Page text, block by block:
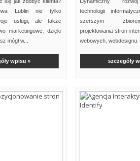
Lublin nie tylko
usługi, ale także
marketingowe, dzięki
mógł w...
wpisu »
technologii
szerszym
projektowania stron
webowych, webdesignu.
szczegóły